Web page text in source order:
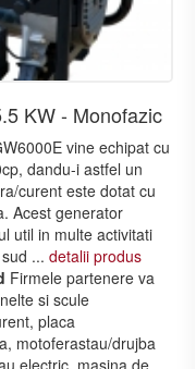
KW - Monofazic
vine echipat cu
dandu-i astfel un
curent este dotat cu
Acest generator
util in multe activitati
... detalii produs
Firmele partenere va
si scule
placa
motoferastau/drujba
electric, masina de